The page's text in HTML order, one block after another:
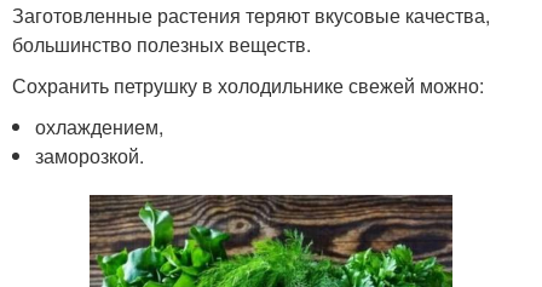
Заготовленные растения теряют вкусовые качества,
большинство полезных веществ.
Сохранить петрушку в холодильнике свежей можно:
охлаждением,
заморозкой.